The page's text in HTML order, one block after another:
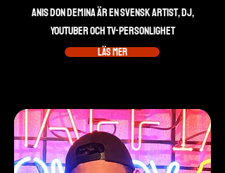
Anis Don Demina är en svensk artist, DJ,
YouTuber och TV-personlighet
Läs mer